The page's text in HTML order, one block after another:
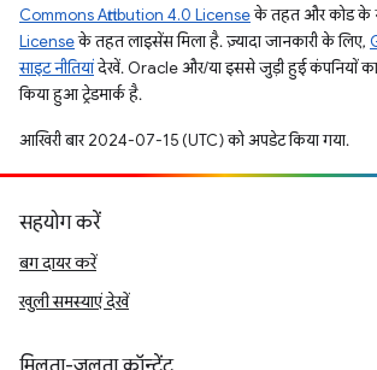
Commons Attribution 4.0 Licenseके तहत और कोड के
Licenseके तहत लाइसेंस मिला है. ज़्यादा जानकारी के लिए,
साइट नीतियांदेखें. Oracle और/या इससे जुड़ी हुई कंपनियों
किया हुआ ट्रेडमार्क है.
आखिरी बार 2024-07-15 (UTC) को अपडेट किया गया.
सहयोग करें
बग दायर करें
खुली समस्याएं देखें